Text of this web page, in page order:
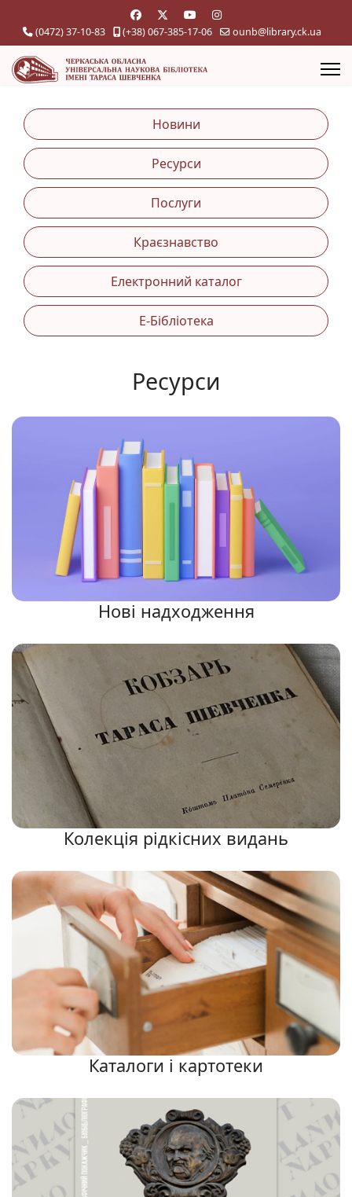
(0472) 37-10-83 (+38) 067-385-17-06 ounb@library.ck.ua
Новини
Ресурси
Послуги
Краєзнавство
Електронний каталог
Е-Бібліотека
Ресурси
Нові надходження
Колекція рідкісних видань
Каталоги і картотеки